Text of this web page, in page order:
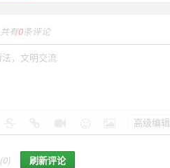
共有0条评论
高级编辑
(0) 刷新评论